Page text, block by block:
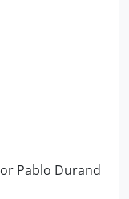
Pablo Durand